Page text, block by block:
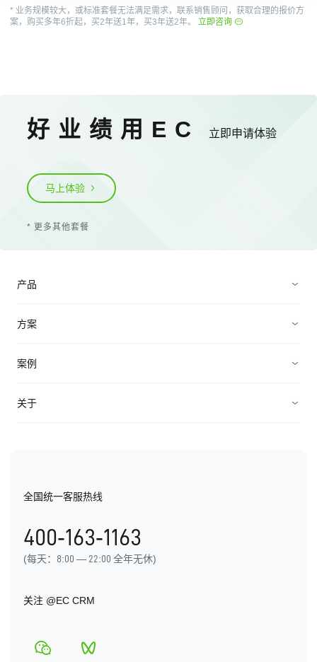
* 业务规模较大，或标准套餐无法满足需求，联系销售顾问，获取合理的报价方
案，购买多年6折起，买2年送1年，买3年送2年。
立即咨询
好业绩用EC 立即申请体验
马上体验
* 更多其他套餐
产品
转化商机
方案
企业直播营销
微校务
案例
企业服务
医疗美容
机械制造
金融服务
关于
全国统一客服热线
400-163-1163
(每天：8:00 — 22:00 全年无休)
关注 @EC CRM